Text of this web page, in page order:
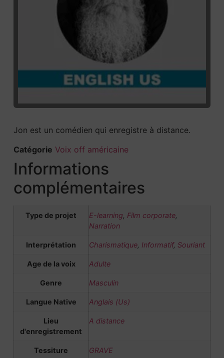
Jon est un comédien qui enregistre à distance.
Catégorie Voix off américaine
Informations
complémentaires
Type de projet E-learning Film corporate,
Narration
Interprétation Charismatique, Informatif, Souriant
Age de la voix Adulte
Genre Masculin
Langue Native Anglais (Us)
Lieu
d'enregistrement
A distance
Tessiture GRAVE